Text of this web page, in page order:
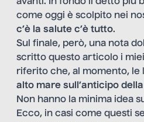
come oggi è scolpito nei
c’è la salute c’è tutto.
Sul finale, però, una nota
scritto questo articolo i
riferito che, al momento, le
alto mare sull’anticipo
Non hanno la minima idea
Ecco, in casi come questi